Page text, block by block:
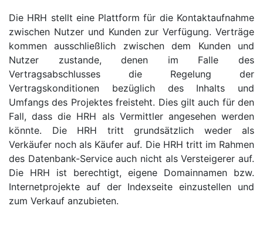
Die HRH stellt eine Plattform für die Kontaktaufnahme
zwischen Nutzer und Kunden zur Verfügung. Verträge
kommen ausschließlich zwischen dem Kunden und
Nutzer zustande, denen im Falle des
Vertragsabschlusses die Regelung der
Vertragskonditionen bezüglich des Inhalts und
Umfangs des Projektes freisteht. Dies gilt auch für den
Fall, dass die HRH als Vermittler angesehen werden
könnte. Die HRH tritt grundsätzlich weder als
Verkäufer noch als Käufer auf. Die HRH tritt im Rahmen
des Datenbank-Service auch nicht als Versteigerer auf.
Die HRH ist berechtigt, eigene Domainnamen bzw.
Internetprojekte auf der Indexseite einzustellen und
zum Verkauf anzubieten.